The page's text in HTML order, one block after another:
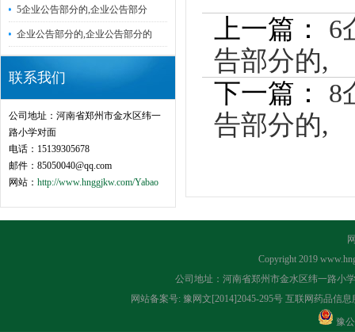
5企业公告部分的,企业公告部分
企业公告部分的,企业公告部分的
联系我们
公司地址：河南省郑州市金水区纬一
路小学对面
电话：15139305678
邮件：85050040@qq.com
网站： http://www.hnggjkw.com/Yabao
上一篇： 6
告部分的,
下一篇： 8
告部分的,
Copyright 2019
公司地址：河南省郑州市金水区纬一路小
网站备案号: 豫网文[2014]2045-295号 互联网药品信息
豫